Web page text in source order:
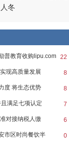
人冬
22
普教育收购lipu.com
8
现高质量发展
8
度 将生态优势
7
满足七项认定
6
对接纳税人缴
0
市区时尚餐饮半